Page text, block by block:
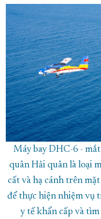
Máy bay DHC-6 -
quân Hải quân là loại
cất và hạ cánh trên
để thực hiện nhiệm vụ
y tế khẩn cấp và